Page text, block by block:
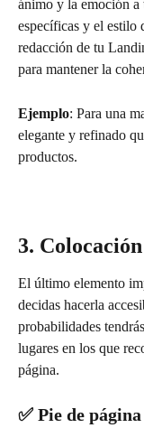
ánimo y la emoción a
específicas y el estilo
redacción de tu
para mantener la
Ejemplo: Para una
elegante y refinado
productos.
3. Colocación
El último elemento
decidas hacerla
probabilidades
lugares en los que
página.
✅ Pie de